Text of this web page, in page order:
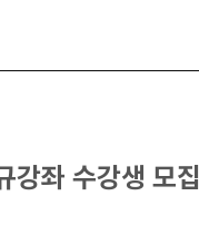
좌 수강생 모집